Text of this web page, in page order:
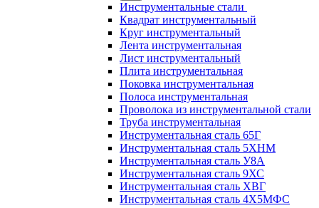
Инструментальные стали
Квадрат инструментальный
Круг инструментальный
Лента инструментальная
Лист инструментальный
Плита инструментальная
Поковка инструментальная
Полоса инструментальная
Проволока из инструментальной стали
Труба инструментальная
Инструментальная сталь 65Г
Инструментальная сталь 5ХНМ
Инструментальная сталь У8А
Инструментальная сталь 9ХС
Инструментальная сталь ХВГ
Инструментальная сталь 4Х5МФС